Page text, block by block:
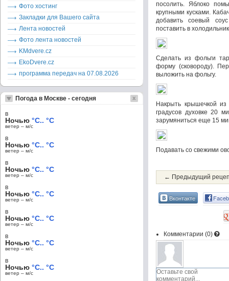
посолить. Яблоко
крупными кусками.
добавить соевый
поставить в
Сделать из фольги
форму (сковороду).
выложить на фольгу.
Накрыть крышечкой
градусов духовке 20
зарумяниться еще 15
Подавать со свежими
← Предыдущий
Вконтакте
Комментарии (0)
Фото хостинг
Закладки для Вашего сайта
Лента новостей
Фото лента новостей
KMdvere.cz
EkoDvere.cz
программа передач на 07.08.2026
Погода в Москве - сегодня
в
Ночью °C.. °C
ветер – м/c
в
Ночью °C.. °C
ветер – м/c
в
Ночью °C.. °C
ветер – м/c
в
Ночью °C.. °C
ветер – м/c
в
Ночью °C.. °C
ветер – м/c
в
Ночью °C.. °C
ветер – м/c
в
Ночью °C.. °C
ветер – м/c